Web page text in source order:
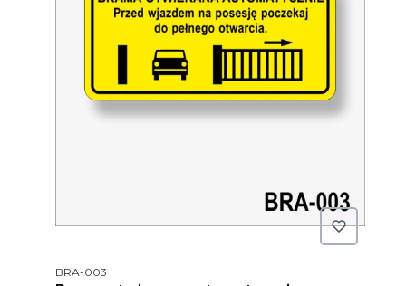
Kod produktu
BRA-003